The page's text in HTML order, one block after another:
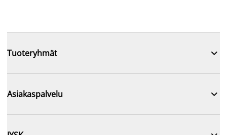
Tuoteryhmät 
Asiakaspalvelu 